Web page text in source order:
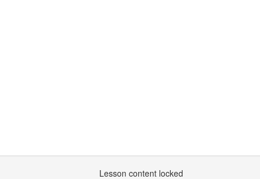
Lesson content locked